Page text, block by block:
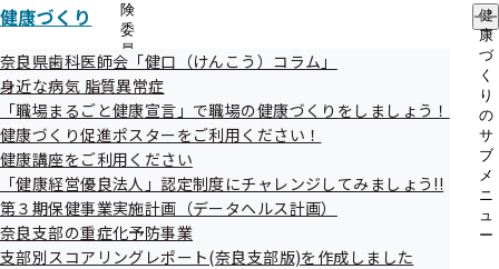
ュ
ー
険
委
員
の
サ
ブ
メ
ニ
ュ
ー
健康づくり
健
康
づ
く
り
の
サ
ブ
メ
ニ
ュ
ー
奈良県歯科医師会「健口（けんこう）コラム」
身近な病気 脂質異常症
「職場まるごと健康宣言」で職場の健康づくりをしましょう！
健康づくり促進ポスターをご利用ください！
健康講座をご利用ください
「健康経営優良法人」認定制度にチャレンジしてみましょう!!
第３期保健事業実施計画（データヘルス計画）
奈良支部の重症化予防事業
支部別スコアリングレポート(奈良支部版)を作成しました
発生原因
契約健診機関が提供データをExcelで整理する際に、ソート
機能と重複データ削除機能を使用するにあたり、セル範囲の
指定を誤り、データに不整合が生じたものです。
判明日
令和08年04月13日